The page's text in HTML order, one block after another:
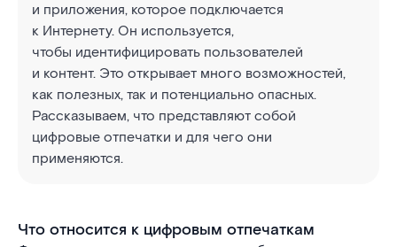
и приложения, которое подключается
к Интернету. Он используется,
чтобы идентифицировать пользователей
и контент. Это открывает много возможностей,
как полезных, так и потенциально опасных.
Рассказываем, что представляют собой
цифровые отпечатки и для чего они
применяются.
Что относится к цифровым отпечаткам